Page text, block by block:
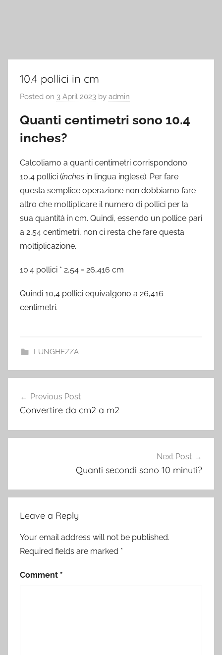
10.4 pollici in cm
Posted on 3 April 2023 by admin
Quanti centimetri sono 10.4
inches?
Calcoliamo a quanti centimetri corrispondono
10,4 pollici (inches in lingua inglese). Per fare
questa semplice operazione non dobbiamo fare
altro che moltiplicare il numero di pollici per la
sua quantità in cm. Quindi, essendo un pollice pari
a 2,54 centimetri, non ci resta che fare questa
moltiplicazione.
10.4 pollici * 2,54 = 26,416 cm
Quindi 10,4 pollici equivalgono a 26,416
centimetri.
LUNGHEZZA
navigation
Previous Post
Convertire da cm2 a m2
Next Post
Quanti secondi sono 10 minuti?
Leave a Reply
Your email address will not be published.
Required fields are marked *
Comment *